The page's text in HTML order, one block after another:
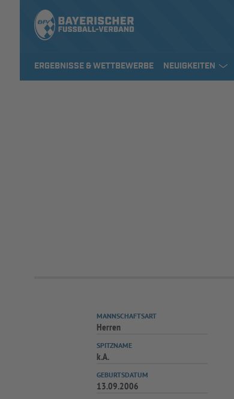
ERGEBNISSE & WETTBEWERBE NEUIGKEITEN
MANNSCHAFTSART
Herren
SPITZNAME
k.A.
GEBURTSDATUM
13.09.2006